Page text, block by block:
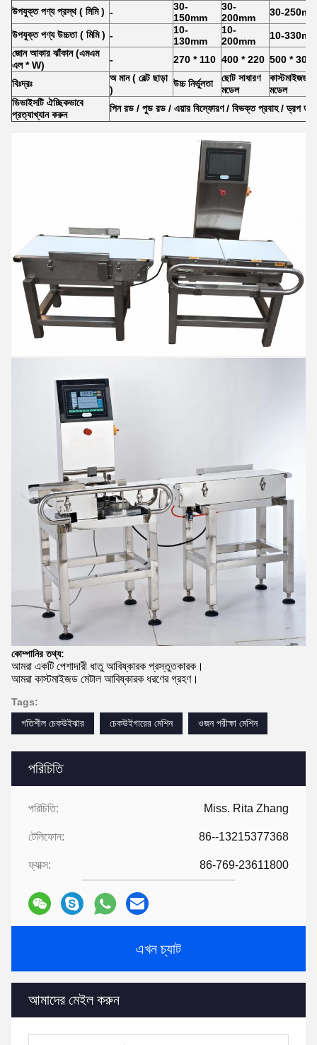
পরিচিতি
পরিচিতি: Miss. Rita Zhang
টেলিফোন: 86--13215377368
ফ্যাক্স: 86-769-23611800
এখন চ্যাট
আমাদের মেইল ​​করুন
উপযুক্ত পণ্য প্রস্থ ( মিমি ) -
30-
150mm
30-
200mm
30-
উপযুক্ত পণ্য উচ্চতা ( মিমি ) -
10-
130mm
10-
200mm
10-
জোন আকার ঝাঁকান (এমএম
এল * W)
- 270 * 110 400 * 220 500 * 300
বিঃদ্রঃ অ মান ( বেল্ট ছাড়া
)
উচ্চ নির্ভুলতা
ছোট সাধারণ
মডেল
কাস্টমাইজড
মডেল
ডিভাইসটি ঐচ্ছিকভাবে
প্রত্যাখ্যান করুন
পিন রড / পুড রড / এয়ার বিস্ফোরণ / বিভক্ত প্রবাহ / ড্রপ
কোম্পানির তথ্য:
আমরা একটি পেশাদারী ধাতু আবিষ্কারক প্রস্তুতকারক।
আমরা কাস্টমাইজড মেটাল আবিষ্কারক ধরণের গ্রহণ।
Tags:
গতিশীল চেকউইঝার
চেকউইগারের মেশিন ওজন পরীক্ষা মেশিন